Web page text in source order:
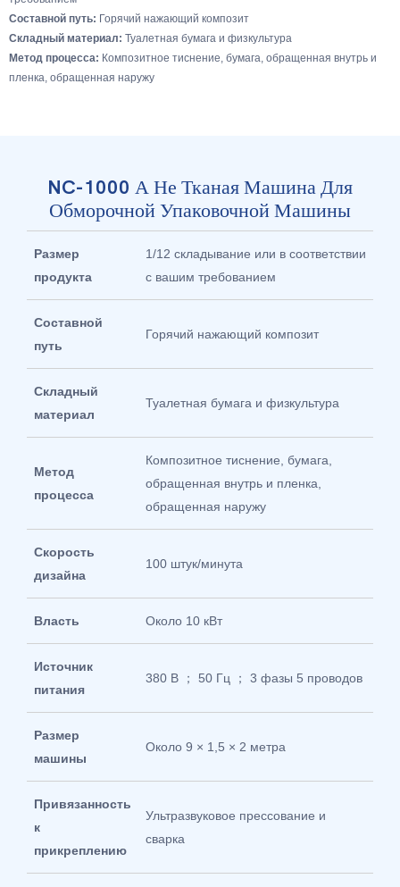
Составной путь: Горячий нажающий композит
Складный материал: Туалетная бумага и физкультура
Метод процесса: Композитное тиснение, бумага, обращенная внутрь и
пленка, обращенная наружу
NC-1000 А Не Тканая Машина Для
Обморочной Упаковочной Машины
Размер
продукта
1/12 складывание или в соответствии
с вашим требованием
Составной
путь
Горячий нажающий композит
Складный
материал
Туалетная бумага и физкультура
Метод
процесса
Композитное тиснение, бумага,
обращенная внутрь и пленка,
обращенная наружу
Скорость
дизайна
100 штук/минута
Власть Около 10 кВт
Источник
питания
380 В ； 50 Гц ； 3 фазы 5 проводов
Размер
машины
Около 9 × 1,5 × 2 метра
Привязанность
к
прикреплению
Ультразвуковое прессование и
сварка